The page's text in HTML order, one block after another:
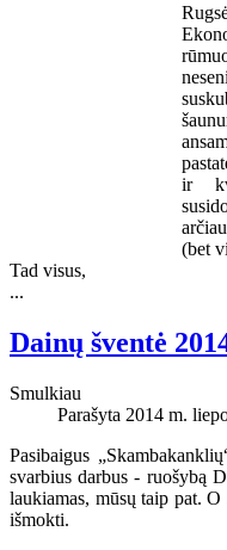
ir
(bet
Tad visus,
...
Dainų šventė
Smulkiau
Parašyta 2014 m.
Pasibaigus
svarbius darbus - ruošybą
laukiamas, mūsų taip pat.
išmokti.